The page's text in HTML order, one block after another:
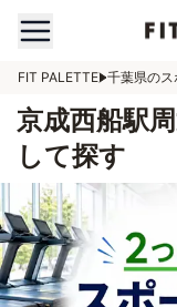
FIT PALETTE 千葉県のス
京成西船駅
して探す